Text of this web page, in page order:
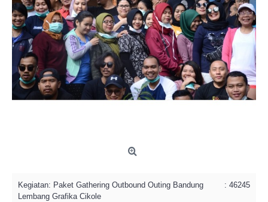
: 46245
Kegiatan: Paket Gathering Outbound Outing Bandung
Lembang Grafika Cikole